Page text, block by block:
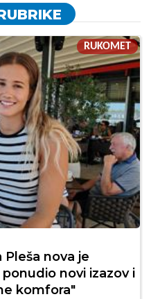
RUKOMET
nova je
novi izazov i
komfora"